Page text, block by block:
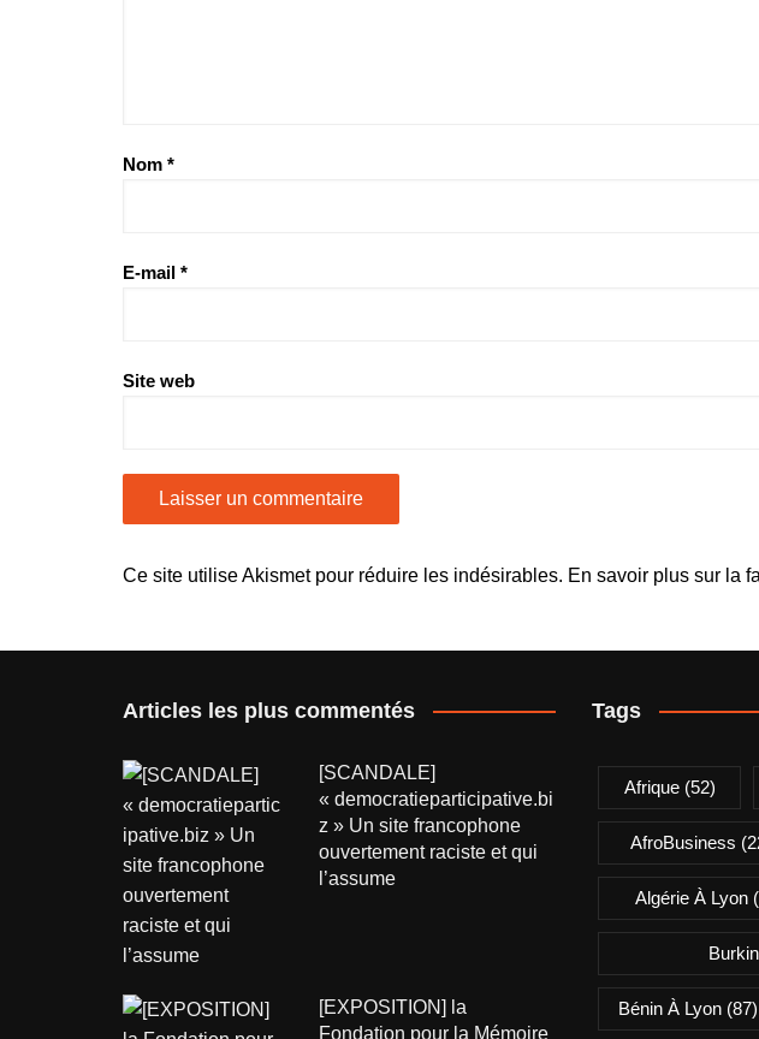
Nom *
E-mail *
Site web
Ce site utilise Akismet pour réduire les indésirables. En savoir plus sur la
Articles les plus commentés
[SCANDALE]
« democratieparticipative.bi
z » Un site francophone
ouvertement raciste et qui
l’assume
[EXPOSITION] la
Fondation pour la Mémoire
Tags
Afrique(52)
AfroBusiness
Algérie À Lyon
Bénin À Lyon (87)